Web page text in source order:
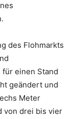
des Flohmarkts
für einen Stand
geändert und
Meter
von drei bis vier